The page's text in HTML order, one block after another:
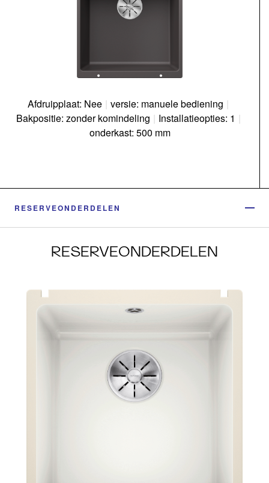
Afdruipplaat: Nee | versie: manuele bediening |
Bakpositie: zonder komindeling | Installatieopties: 1 |
onderkast: 500 mm
RESERVEONDERDELEN
RESERVEONDERDELEN